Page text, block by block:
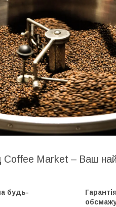
Coffee Market – Ваш
будь-